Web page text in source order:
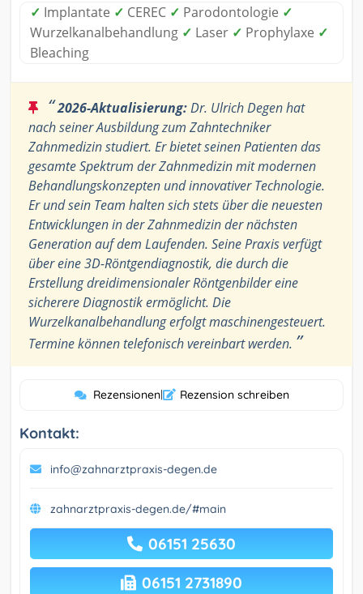
✓ Implantate ✓ CEREC ✓ Parodontologie ✓
Wurzelkanalbehandlung ✓ Laser ✓ Prophylaxe ✓
Bleaching
“2026-Aktualisierung:Dr. Ulrich Degen hat
nach seiner Ausbildung zum Zahntechniker
Zahnmedizin studiert. Er bietet seinen Patienten das
gesamte Spektrum der Zahnmedizin mit modernen
Behandlungskonzepten und innovativer Technologie.
Er und sein Team halten sich stets über die neuesten
Entwicklungen in der Zahnmedizin der nächsten
Generation auf dem Laufenden. Seine Praxis verfügt
über eine 3D-Röntgendiagnostik, die durch die
Erstellung dreidimensionaler Röntgenbilder eine
sicherere Diagnostik ermöglicht. Die
Wurzelkanalbehandlung erfolgt maschinengesteuert.
Termine können telefonisch vereinbart werden. ”
Rezensionen| Rezension schreiben
Kontakt:
info@zahnarztpraxis-degen.de
zahnarztpraxis-degen.de/#main
06151 25630
06151 2731890